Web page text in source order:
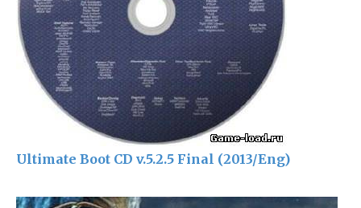
Ultimate Boot CD v.5.2.5 Final (2013/Eng)